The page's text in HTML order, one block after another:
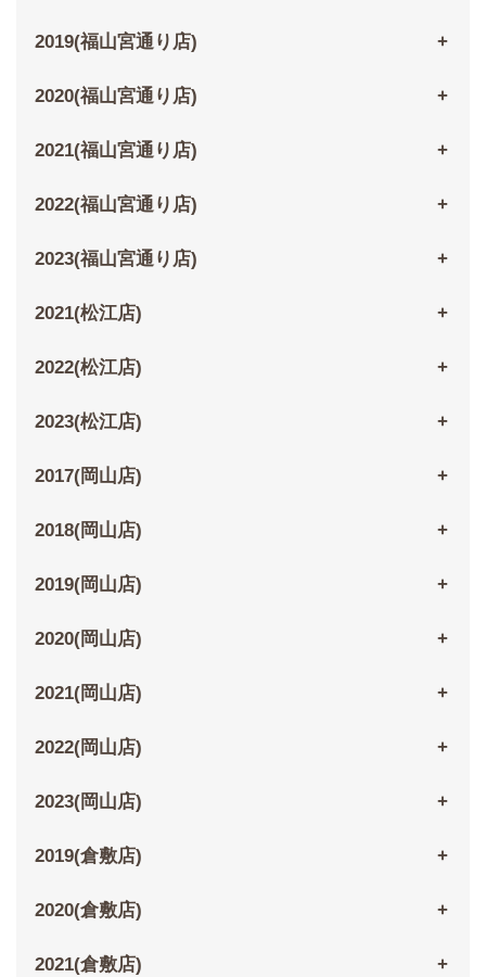
2019(福山宮通り店)
2020(福山宮通り店)
2021(福山宮通り店)
2022(福山宮通り店)
2023(福山宮通り店)
2021(松江店)
2022(松江店)
2023(松江店)
2017(岡山店)
2018(岡山店)
2019(岡山店)
2020(岡山店)
2021(岡山店)
2022(岡山店)
2023(岡山店)
2019(倉敷店)
2020(倉敷店)
2021(倉敷店)